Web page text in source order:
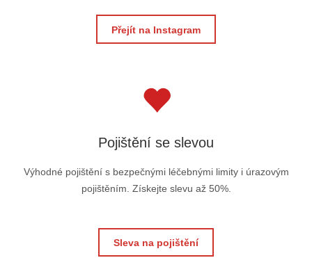
Přejít na Instagram
Pojištění se slevou
Výhodné pojištění s bezpečnými léčebnými limity i úrazovým
pojištěním. Získejte slevu až 50%.
Sleva na pojištění